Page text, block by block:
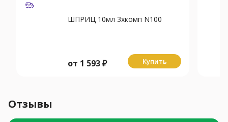
ШПРИЦ 10мл 3хкомп N100
от 1 593₽ Купить
Отзывы